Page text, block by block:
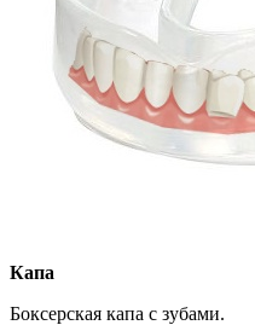
Капа
Боксерская капа с зубами.